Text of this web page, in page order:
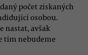
počet získaných
osobou.
nastat, avšak
tím nebudeme